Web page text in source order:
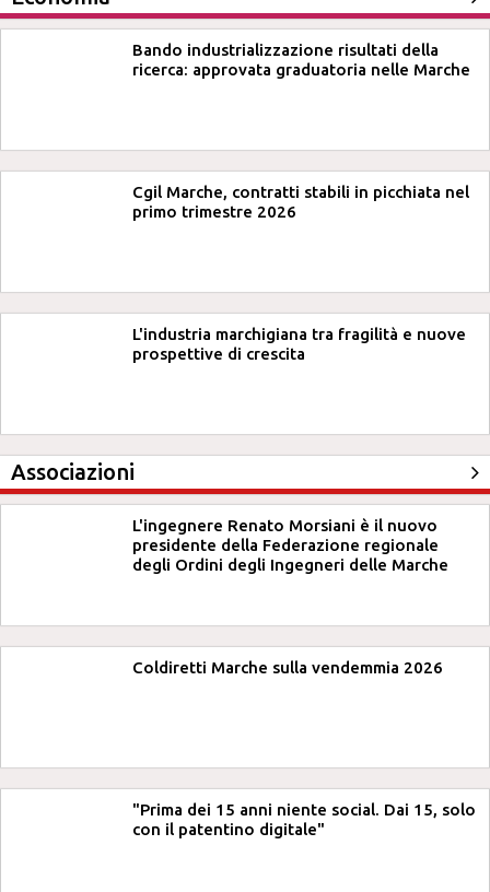
Bando industrializzazione risultati della
ricerca: approvata graduatoria nelle Marche
Cgil Marche, contratti stabili in picchiata nel
primo trimestre 2026
L'industria marchigiana tra fragilità e nuove
prospettive di crescita
Associazioni
L'ingegnere Renato Morsiani è il nuovo
presidente della Federazione regionale
degli Ordini degli Ingegneri delle Marche
Coldiretti Marche sulla vendemmia 2026
"Prima dei 15 anni niente social. Dai 15, solo
con il patentino digitale"